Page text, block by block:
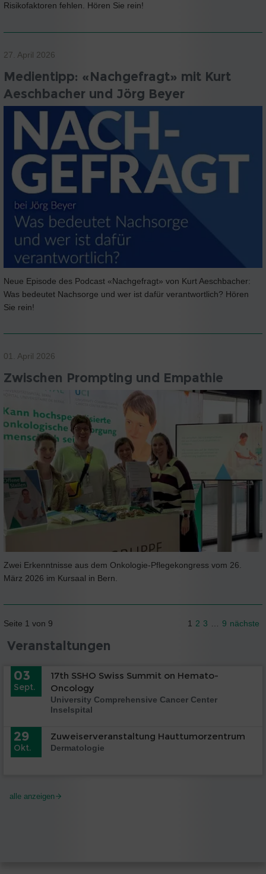
Risikofaktoren fehlen. Hören Sie rein!
27. April 2026
Medientipp: «Nachgefragt» mit Kurt
Aeschbacher und Jörg Beyer
Neue Episode des Podcast «Nachgefragt» von Kurt Aeschbacher:
Was bedeutet Nachsorge und wer ist dafür verantwortlich? Hören
Sie rein!
01. April 2026
Zwischen Prompting und Empathie
Zwei Erkenntnisse aus dem Onkologie-Pflegekongress vom 26.
März 2026 im Kursaal in Bern.
Seite 1 von 9 1 2 3 … 9 nächste
Veranstaltungen
03
Sept.
17th SSHO Swiss Summit on Hemato-
Oncology
University Comprehensive Cancer Center
Inselspital
29
Okt.
Zuweiserveranstaltung Hauttumorzentrum
Dermatologie
alle anzeigen